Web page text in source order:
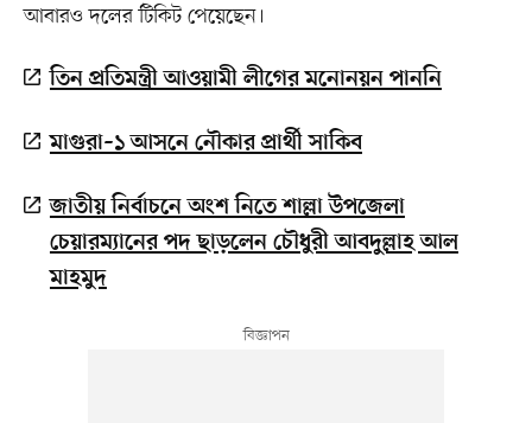
আবারও দলের টিকিট পেয়েছেন।
তিন প্রতিমন্ত্রী আওয়ামী লীগের মনোনয়ন পাননি
মাগুরা–১ আসনে নৌকার প্রার্থী সাকিব
জাতীয় নির্বাচনে অংশ নিতে শাল্লা উপজেলা
চেয়ারম্যানের পদ ছাড়লেন চৌধুরী আবদুল্লাহ আল
মাহমুদ